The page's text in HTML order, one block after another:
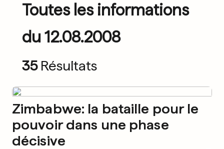
Toutes les informations
du 12.08.2008
35 Résultats
Zimbabwe: la bataille pour le
pouvoir dans une phase
décisive